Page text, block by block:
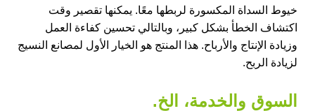
خيوط السداة المكسورة لربطها معًا. يمكنها تقصير وقت
اكتشاف الخطأ بشكل كبير، وبالتالي تحسين كفاءة العمل
وزيادة الإنتاج والأرباح. هذا المنتج هو الخيار الأول لمصانع النسيج
لزيادة الربح.
السوق والخدمة، الخ.